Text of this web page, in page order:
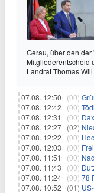
Gerau, über den
Mitgliederentscheid
Landrat Thomas Will
07.08. 12:50 | (00)
07.08. 12:42 | (00)
07.08. 12:31 | (00)
07.08. 12:27 | (02)
07.08. 12:22 | (00)
07.08. 12:03 | (00)
07.08. 11:51 | (00)
07.08. 11:43 | (00)
07.08. 11:24 | (00) 78
07.08. 10:52 | (01)